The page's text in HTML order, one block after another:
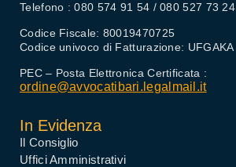
Telefono : 080 574 91 54 / 080 527 73 24
Codice Fiscale: 80019470725
Codice univoco di Fatturazione: UFGAKA
PEC – Posta Elettronica Certificata :
ordine@avvocatibari.legalmail.it
In Evidenza
Il Consiglio
Uffici Amministrativi